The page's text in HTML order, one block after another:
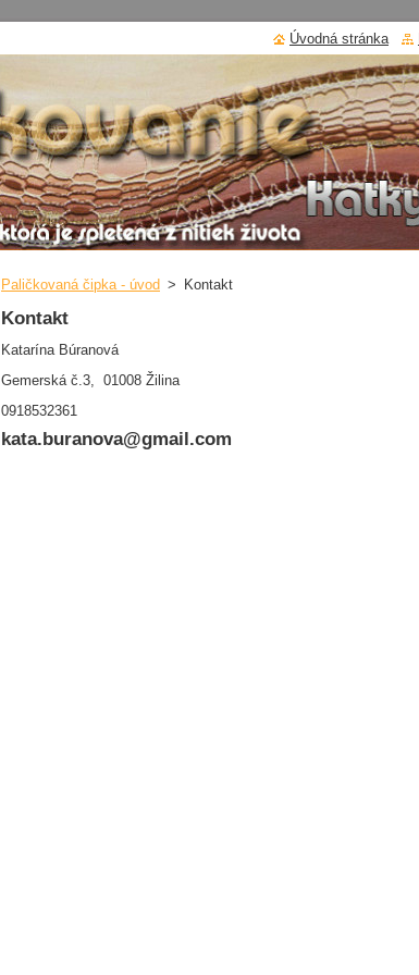
Paličkovaná čipka - úvod > Kontakt
Kontakt
Katarína Búranová
Gemerská č.3, 01008 Žilina
0918532361
kata.buranova@gmail.com
Úvodná stránka